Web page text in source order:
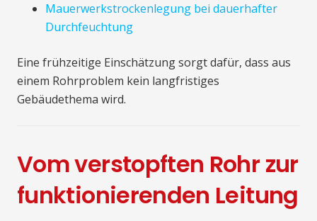
Mauerwerkstrockenlegung bei dauerhafter
Durchfeuchtung
Eine frühzeitige Einschätzung sorgt dafür, dass aus
einem Rohrproblem kein langfristiges
Gebäudethema wird.
Vom verstopften Rohr zur
funktionierenden Leitung